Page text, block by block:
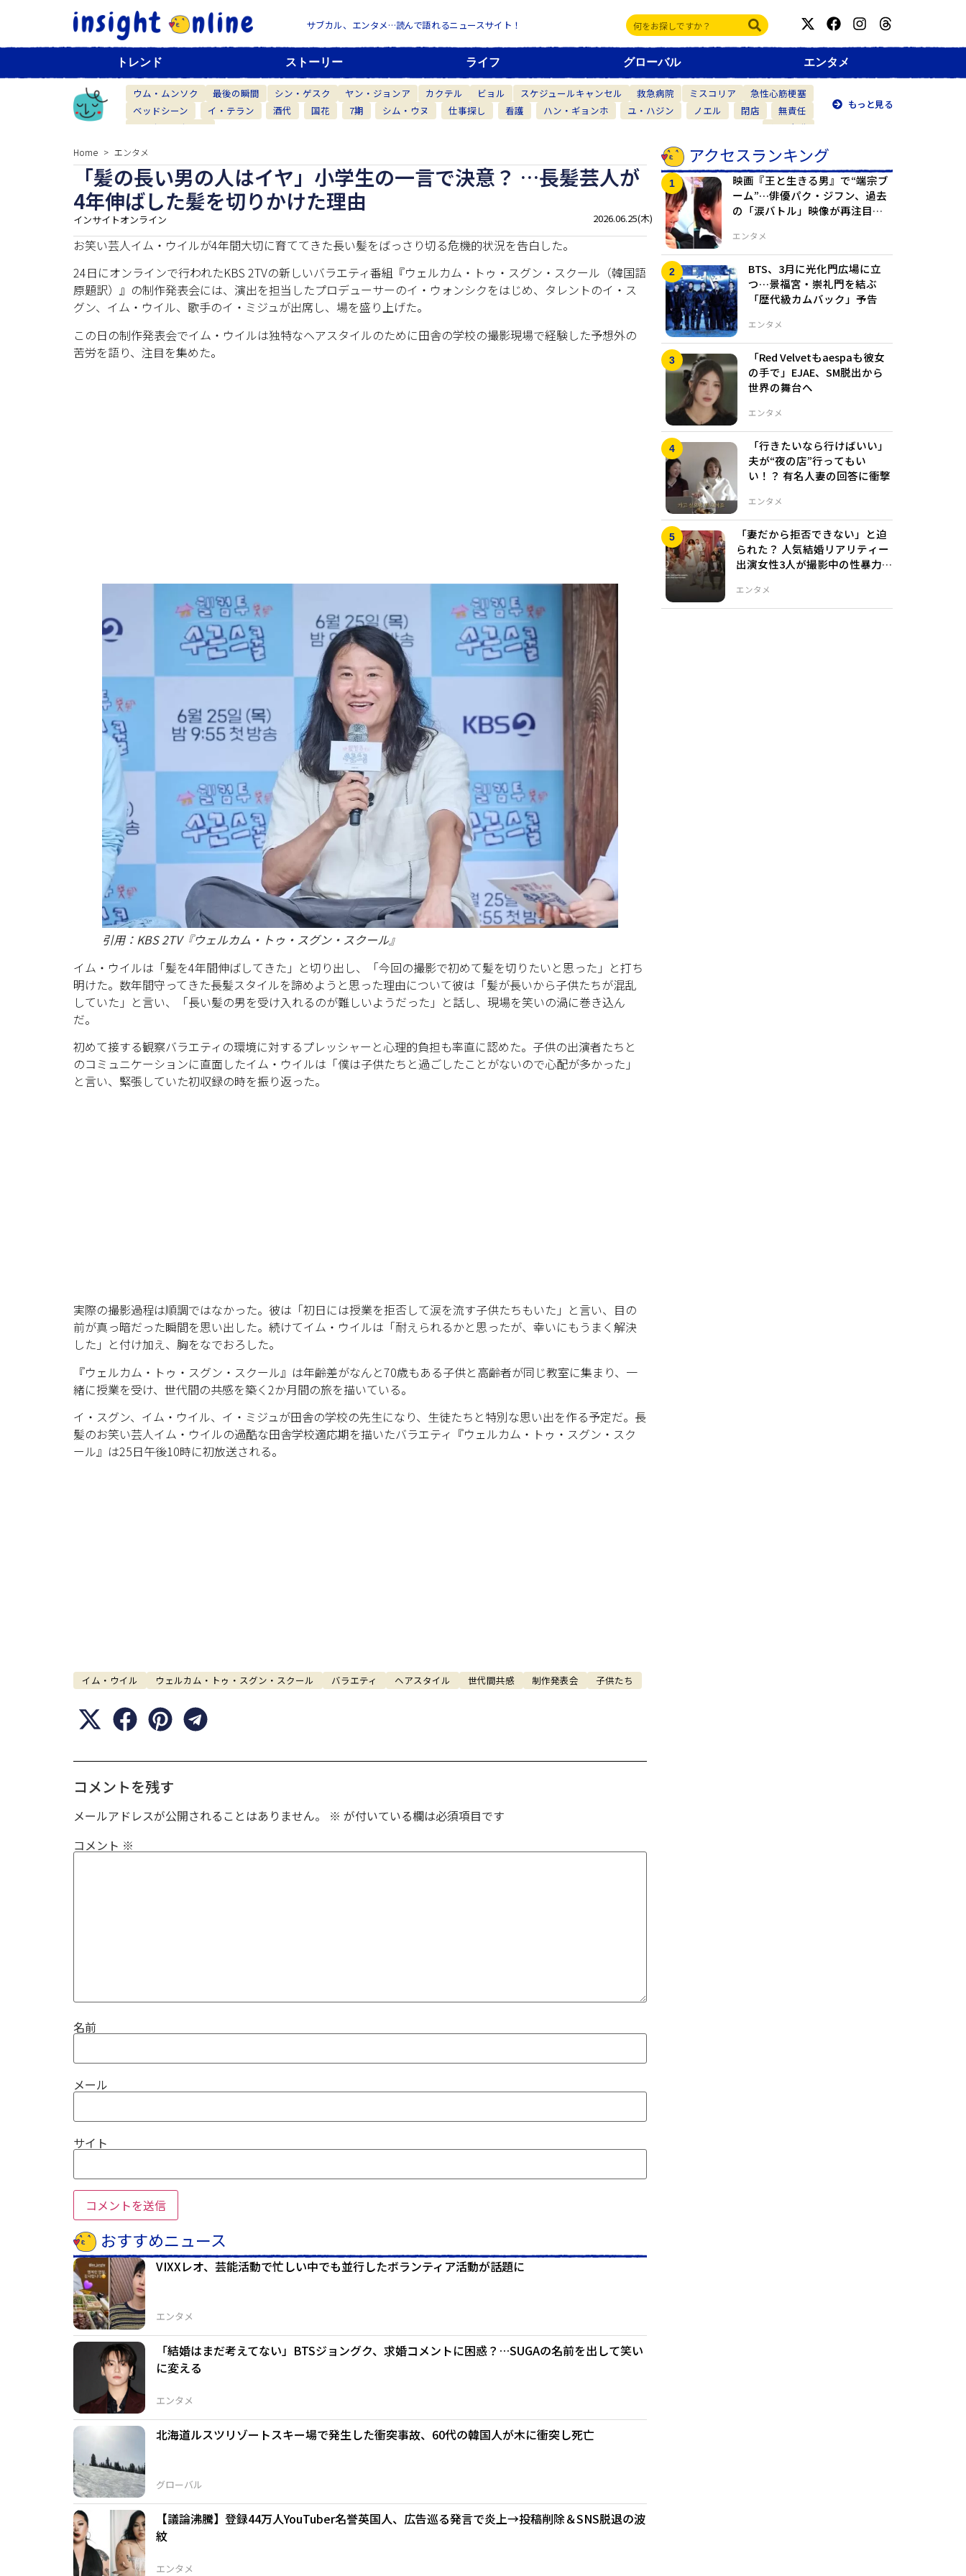
サブカル、エンタメ…読んで語れるニュースサイト！
トレンド ストーリー ライフ グローバル エンタメ
ウム・ムンソク 最後の瞬間 シン・ゲスク ヤン・ジョンア カクテル ビョル スケジュールキャンセル 救急病院 ミスコリア
急性心筋梗塞
ベッドシーン
イ・テラン 酒代 国花 7期 シム・ウヌ 仕事探し 看護 ハン・ギョンホ ユ・ハジン ノエル 閉店
無責任
ベーカリーカフェ
仲間意識
もっと見る
Home エンタメ
「髪の長い男の人はイヤ」小学生の一言で決意？ …長髪芸人が
4年伸ばした髪を切りかけた理由
インサイトオンライン 2026.06.25(木)
お笑い芸人イム・ウイルが4年間大切に育ててきた長い髪をばっさり切る危機的状況を告白した。
24日にオンラインで行われたKBS 2TVの新しいバラエティ番組『ウェルカム・トゥ・スグン・スクール（韓国語
原題訳）』の制作発表会には、演出を担当したプロデューサーのイ・ウォンシクをはじめ、タレントのイ・ス
グン、イム・ウイル、歌手のイ・ミジュが出席し、場を盛り上げた。
この日の制作発表会でイム・ウイルは独特なヘアスタイルのために田舎の学校の撮影現場で経験した予想外の
苦労を語り、注目を集めた。
引用：KBS 2TV『ウェルカム・トゥ・スグン・スクール』
イム・ウイルは「髪を4年間伸ばしてきた」と切り出し、「今回の撮影で初めて髪を切りたいと思った」と打ち
明けた。数年間守ってきた長髪スタイルを諦めようと思った理由について彼は「髪が長いから子供たちが混乱
していた」と言い、「長い髪の男を受け入れるのが難しいようだった」と話し、現場を笑いの渦に巻き込ん
だ。
初めて接する観察バラエティの環境に対するプレッシャーと心理的負担も率直に認めた。子供の出演者たちと
のコミュニケーションに直面したイム・ウイルは「僕は子供たちと過ごしたことがないので心配が多かった」
と言い、緊張していた初収録の時を振り返った。
実際の撮影過程は順調ではなかった。彼は「初日には授業を拒否して涙を流す子供たちもいた」と言い、目の
前が真っ暗だった瞬間を思い出した。続けてイム・ウイルは「耐えられるかと思ったが、幸いにもうまく解決
した」と付け加え、胸をなでおろした。
『ウェルカム・トゥ・スグン・スクール』は年齢差がなんと70歳もある子供と高齢者が同じ教室に集まり、一
緒に授業を受け、世代間の共感を築く2か月間の旅を描いている。
イ・スグン、イム・ウイル、イ・ミジュが田舎の学校の先生になり、生徒たちと特別な思い出を作る予定だ。長
髪のお笑い芸人イム・ウイルの過酷な田舎学校適応期を描いたバラエティ『ウェルカム・トゥ・スグン・スク
ール』は25日午後10時に初放送される。
イム・ウイル ウェルカム・トゥ・スグン・スクール バラエティ ヘアスタイル 世代間共感 制作発表会 子供たち
コメントを残す
メールアドレスが公開されることはありません。 ※ が付いている欄は必須項目です
コメント ※
名前
メール
サイト
おすすめニュース
エンタメ
VIXXレオ、芸能活動で忙しい中でも並行したボランティア活動が話題に
エンタメ
「結婚はまだ考えてない」BTSジョングク、求婚コメントに困惑？…SUGAの名前を出して笑い
に変える
グローバル
北海道ルスツリゾートスキー場で発生した衝突事故、60代の韓国人が木に衝突し死亡
エンタメ
【議論沸騰】登録44万人YouTuber名誉英国人、広告巡る発言で炎上→投稿削除＆SNS脱退の波
紋
アクセスランキング
エンタメ
映画『王と生きる男』で“端宗ブ
ーム”…俳優パク・ジフン、過去
の「涙バトル」映像が再注目！G
才”の原点
エンタメ
BTS、3月に光化門広場に立
つ…景福宮・崇礼門を結ぶ
「歴代級カムバック」予告
エンタメ
「Red Velvetもaespaも彼女
の手で」EJAE、SM脱出から
世界の舞台へ
エンタメ
「行きたいなら行けばいい」
夫が“夜の店”行ってもい
い！？ 有名人妻の回答に衝撃
エンタメ
「妻だから拒否できない」と迫
られた？ 人気結婚リアリティー
出演女性3人が撮影中の性暴力被